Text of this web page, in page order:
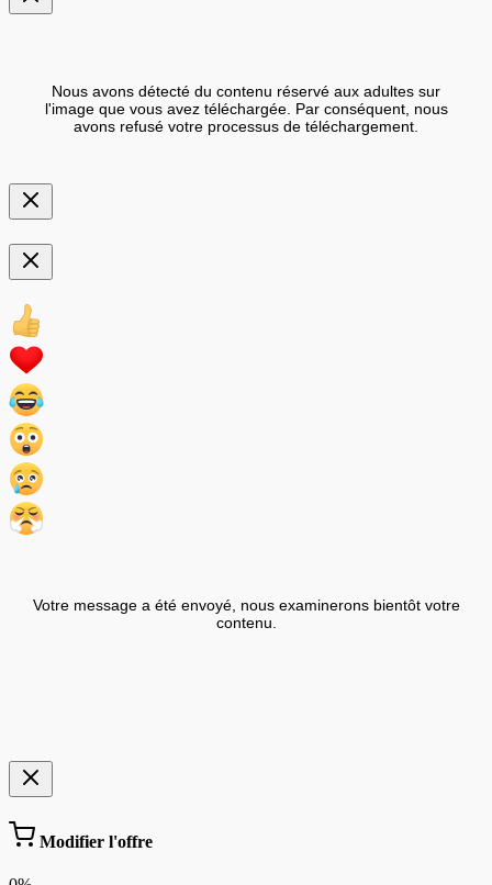
Nous avons détecté du contenu réservé aux adultes sur
l'image que vous avez téléchargée. Par conséquent, nous
avons refusé votre processus de téléchargement.
Votre message a été envoyé, nous examinerons bientôt votre
contenu.
Modifier l'offre